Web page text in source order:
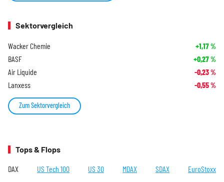
Sektorvergleich
Wacker Chemie +1,17%
BASF +0,27%
Air Liquide -0,23%
Lanxess -0,55%
Zum Sektorvergleich
Tops & Flops
DAX US Tech 100 US 30 MDAX SDAX EuroStoxx